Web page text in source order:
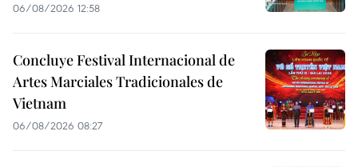
06/08/2026 12:58
Concluye Festival Internacional de
Artes Marciales Tradicionales de
Vietnam
06/08/2026 08:27